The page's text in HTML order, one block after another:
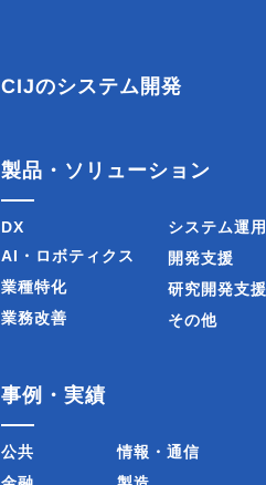
CIJのシステム開発
製品・ソリューション
DX
AI・ロボティクス
業種特化
業務改善
システム運用
開発支援
研究開発支援
その他
事例・実績
公共
情報・通信